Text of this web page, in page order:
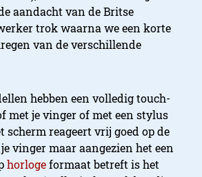
aandacht van de Britse
trok waarna we een korte
van de verschillende
hebben een volledig touch-
met je vinger of met een stylus
scherm reageert vrij goed op de
vinger maar aangezien het een
horlogeformaat betreft is het